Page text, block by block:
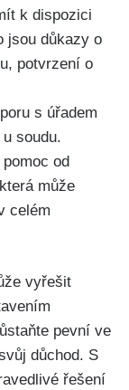
k dispozici
jsou důkazy o
potvrzení o
s úřadem
soudu.
od
může
celém
vyřešit
pevní ve
důchod. S
řešení